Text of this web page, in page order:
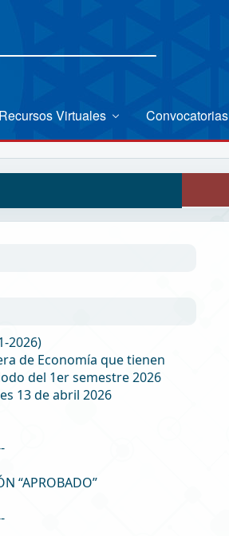
Recursos Virtuales Convocatorias
2026)
de Economía que tienen
del 1er semestre 2026
13 de abril 2026
“APROBADO”